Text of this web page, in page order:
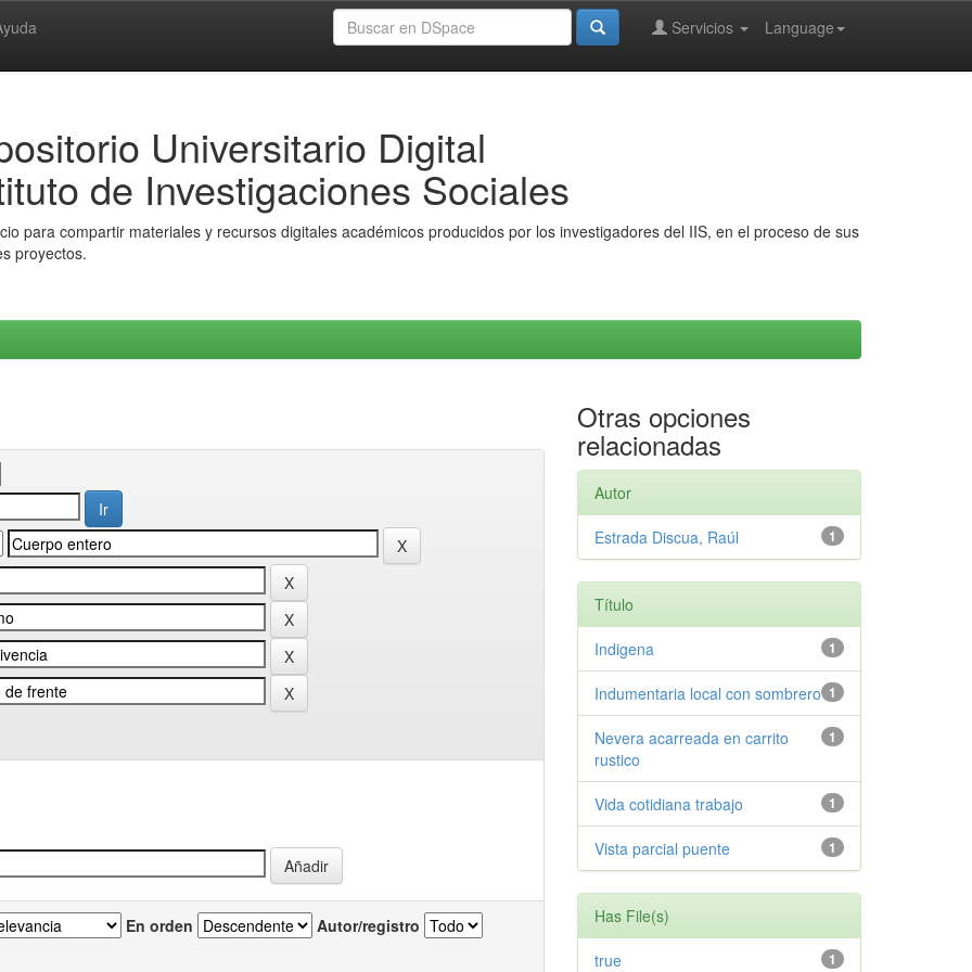
Language
Servicios
Universitario Digital
de Investigaciones Sociales
para compartir materiales y recursos digitales académicos producidos por los investigadores del IIS, en el proceso de sus
proyectos.
En orden Autor/registro
Otras opciones
relacionadas
Autor
1
Estrada Discua, Raúl
Título
1
Indigena
1
Indumentaria local con sombrero
1
Nevera acarreada en carrito
rustico
1
Vida cotidiana trabajo
1
Vista parcial puente
Has File(s)
1
true